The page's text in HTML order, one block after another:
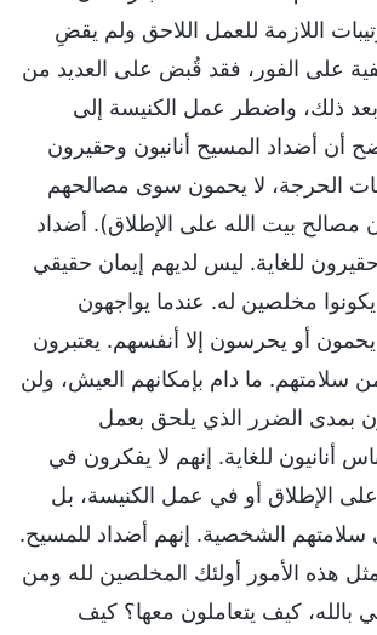
اللازمة للعمل اللاحق ولم يقضِ
على الفور، فقد قُبض على العديد من
بعد ذلك، واضطر عمل الكنيسة إلى
أن أضداد المسيح أنانيون وحقيرون
الحرجة، لا يحمون سوى مصالحهم
مصالح بيت الله على الإطلاق). أضداد
للغاية. ليس لديهم إيمان حقيقي
يكونوا مخلصين له. عندما يواجهون
أو يحرسون إلا أنفسهم. يعتبرون
سلامتهم. ما دام بإمكانهم العيش، ولن
بمدى الضرر الذي يلحق بعمل
أنانيون للغاية. إنهم لا يفكرون في
على الإطلاق أو في عمل الكنيسة، بل
الشخصية. إنهم أضداد للمسيح.
هذه الأمور أولئك المخلصين لله ومن
بالله، كيف يتعاملون معها؟ كيف